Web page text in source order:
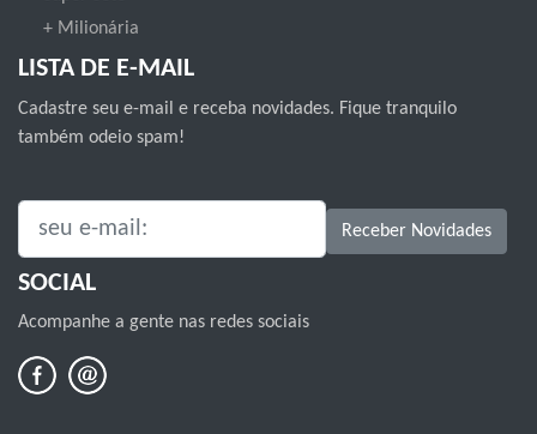
+ Milionária
LISTA DE E-MAIL
Cadastre seu e-mail e receba novidades. Fique tranquilo
também odeio spam!
SEU E-MAIL: Receber Novidades
SOCIAL
Acompanhe a gente nas redes sociais